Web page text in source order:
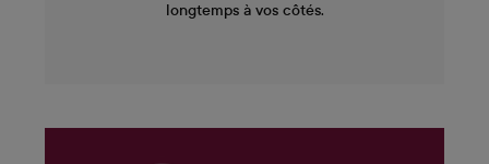
longtemps à vos côtés.